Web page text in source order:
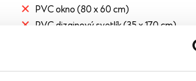
PVC okno (80 x 60 cm)
PVC dizajnový svetlík (35 x 170 cm)
Izolované jednokrídlové dvere
Špeciálna povrchová úprava doplnkov
Profesionálna montáž GARDEON